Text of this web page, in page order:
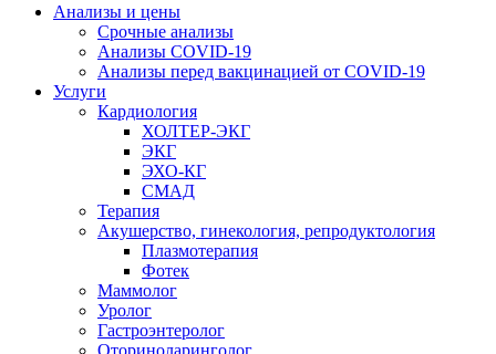
Анализы и цены
Срочные анализы
Анализы COVID-19
Анализы перед вакцинацией от COVID-19
Услуги
Кардиология
ХОЛТЕР-ЭКГ
ЭКГ
ЭХО-КГ
СМАД
Терапия
Акушерство, гинекология, репродуктология
Плазмотерапия
Фотек
Маммолог
Уролог
Гастроэнтеролог
Оториноларинголог